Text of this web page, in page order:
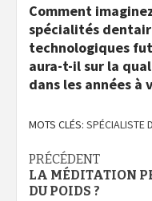
Comment
spécialités
technologiques
aura-t-il sur la
dans les années à
MOTS CLÉS: SPÉCIALISTE
d’article
PRÉCÉDENT
LA MÉDITATION
DU POIDS ?